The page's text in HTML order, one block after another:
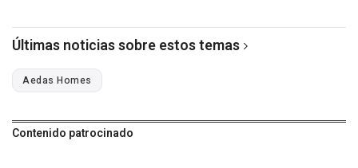
Últimas noticias sobre estos temas
Aedas Homes
Contenido patrocinado